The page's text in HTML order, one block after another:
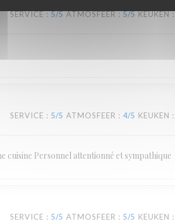
SERVICE: 5/5 ATMOSFEER: 5/5 KEUKEN:
SERVICE : 5/5 ATMOSFEER : 4/5 KEUKEN :
cuisine Personnel attentionné et sympathique
SERVICE : 5/5 ATMOSFEER : 5/5 KEUKEN :